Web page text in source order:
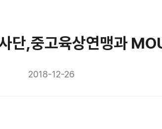
단,중고육상연맹과
2018-12-26